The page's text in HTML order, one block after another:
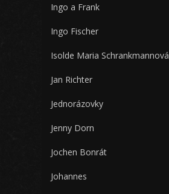
Ingo a Frank
Ingo Fischer
Isolde Maria Schrankmannová
Jan Richter
Jednorázovky
Jenny Dorn
Jochen Bonrát
Johannes